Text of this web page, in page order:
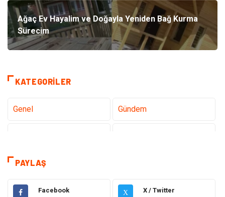
Ağaç Ev Hayalim ve Doğayla Yeniden Bağ Kurma
Sürecim
KATEGORILER
Genel Gündem
Tatil
Eğitim Gıda
PAYLAŞ
Facebook X X / Twitter